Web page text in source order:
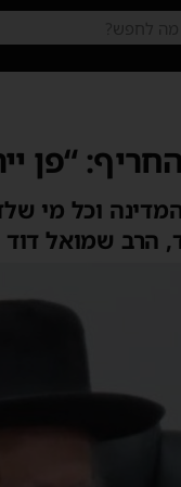
“פן
וכל מי
הרב שמואל